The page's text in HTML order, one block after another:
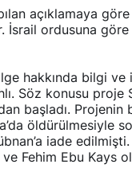
açıklamaya
İsrail ordusuna
hakkında bilgi
Söz konusu
başladı.
öldürülmesiyle
iade
Fehim Ebu Kays
Sonrası
Çalışıyor?